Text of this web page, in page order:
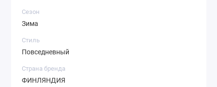
Сезон
Зима
Стиль
Повседневный
Страна бренда
ФИНЛЯНДИЯ